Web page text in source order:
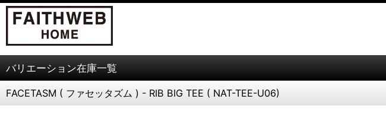
バリエーション在庫一覧
FACETASM ( ファセッタズム ) - RIB BIG TEE ( NAT-TEE-U06)